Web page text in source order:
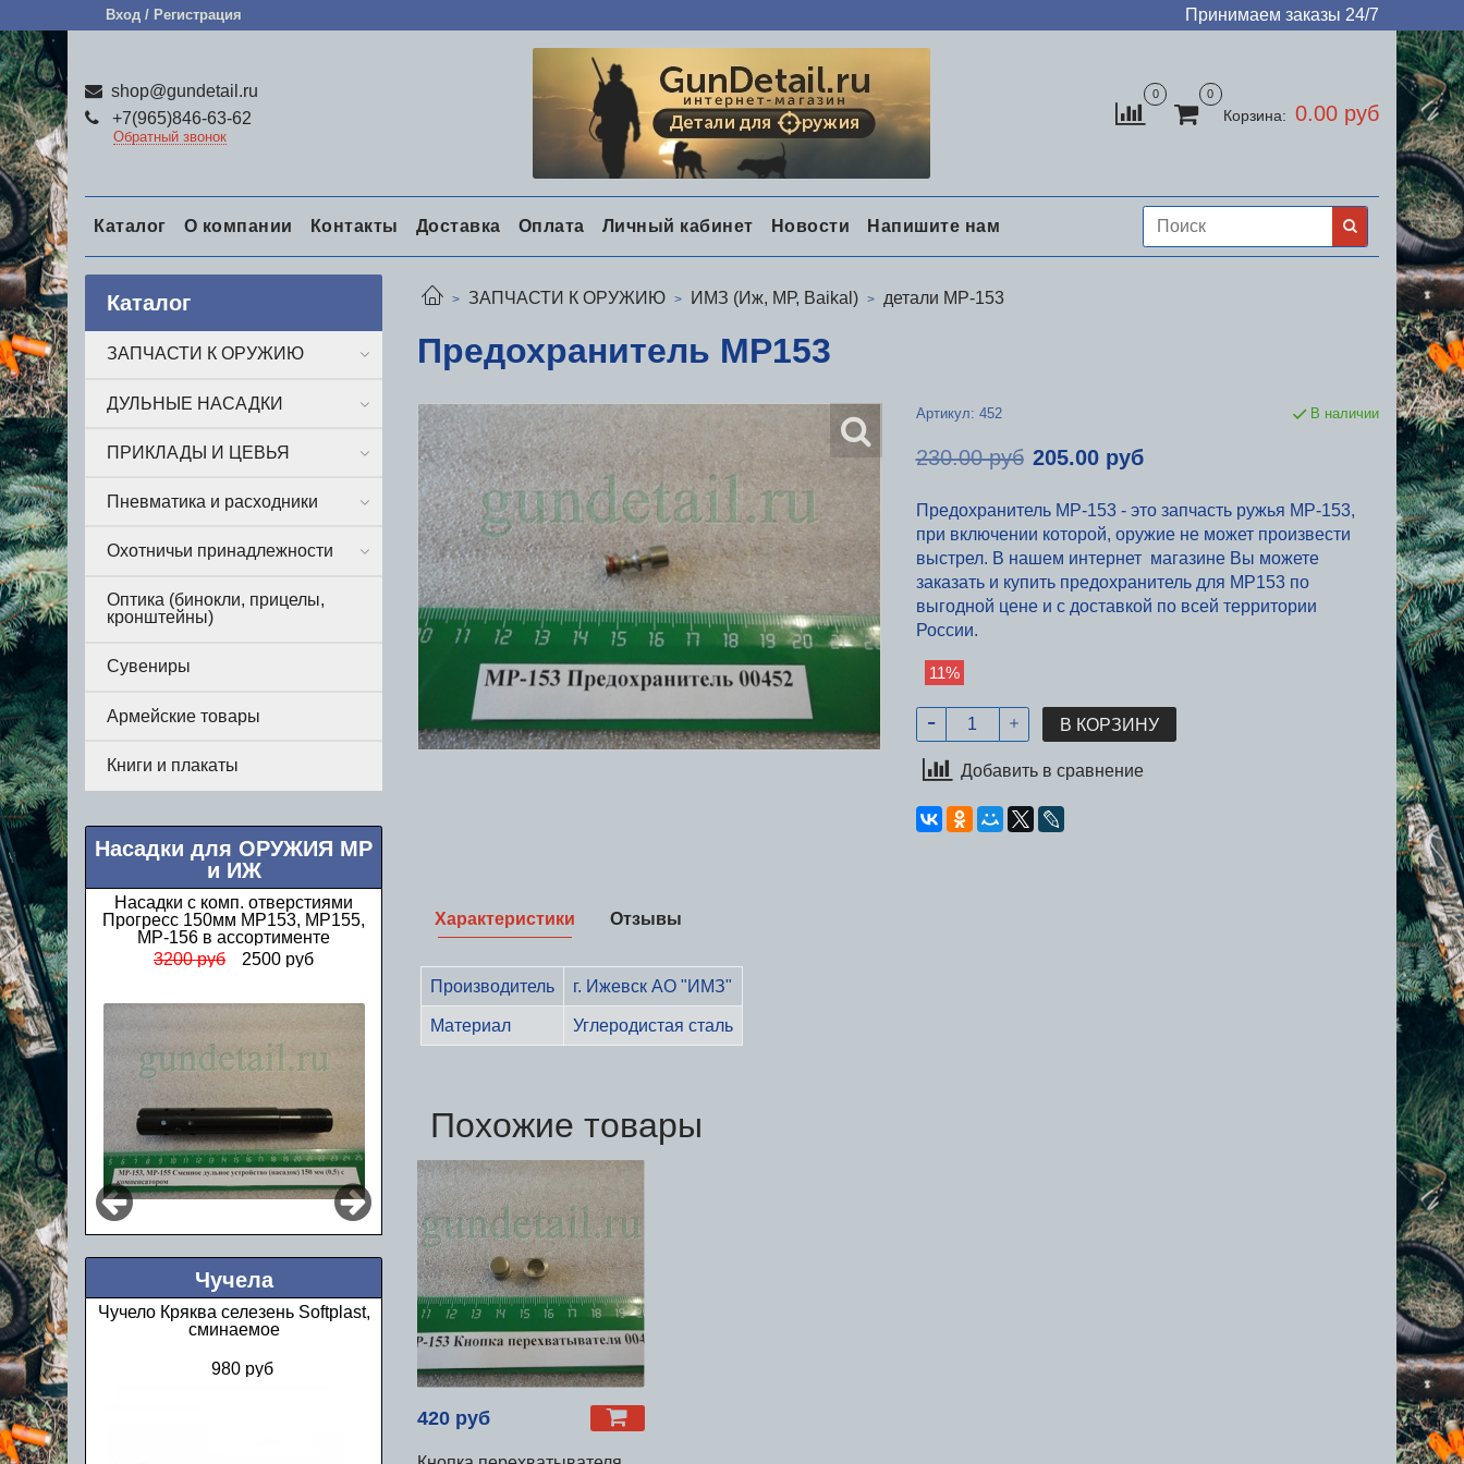
Вход / Регистрация Принимаем заказы 24/7
shop@gundetail.ru
+7(965)846-63-62
Обратный звонок
0 0
Корзина: 0.00 руб
Каталог О компании Контакты Доставка Оплата Личный кабинет Новости Напишите нам
ЗАПЧАСТИ К ОРУЖИЮ ИМЗ (Иж, МР, Baikal) детали МР-153
Предохранитель МР153
Артикул: 452 В наличии
230.00 руб 205.00 руб
Предохранитель МР-153 - это запчасть ружья МР-153,
при включении которой, оружие не может произвести
выстрел. В нашем интернет магазине Вы можете
заказать и купить предохранитель для МР153 по
выгодной цене и с доставкой по всей территории
России.
11%
В КОРЗИНУ
Добавить в сравнение
Характеристики
Производитель г. Ижевск АО "ИМЗ"
Материал Углеродистая сталь
Отзывы
Похожие товары
420 руб
Каталог
ЗАПЧАСТИ К ОРУЖИЮ
ДУЛЬНЫЕ НАСАДКИ
ПРИКЛАДЫ И ЦЕВЬЯ
Пневматика и расходники
Охотничьи принадлежности
Оптика (бинокли, прицелы,
кронштейны)
Сувениры
Армейские товары
Книги и плакаты
Насадки для ОРУЖИЯ МР
и ИЖ
Насадки с комп. отверстиями
Прогресс 150мм МР153, МР155,
МР-156 в ассортименте
3200 руб
2500 руб
Чучела
Чучело Кряква селезень Softplast,
сминаемое
980 руб